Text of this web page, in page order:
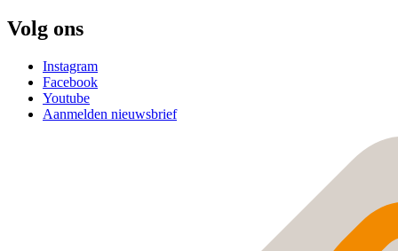
Volg ons
Instagram
Facebook
Youtube
Aanmelden nieuwsbrief